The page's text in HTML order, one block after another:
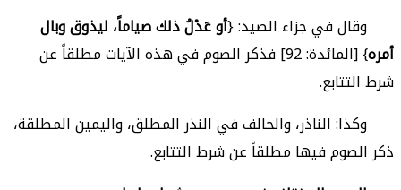
وقال في جزاء الصيد: {أو عَدْلُ ذلك صياماً، ليذوق وبال
أمره
} [المائدة: 92] فذكر الصوم في هذه الآيات مطلقاً عن
شرط التتابع.
وكذا: الناذر، والحالف في النذر المطلق، واليمين المطلقة،
ذكر الصوم فيها مطلقاً عن شرط التتابع.